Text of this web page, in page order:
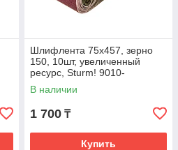
Шлифлента 75x457, зерно
150, 10шт, увеличенный
ресурс, Sturm! 9010-
B75x457-150
В наличии
1 700 ₸
Купить